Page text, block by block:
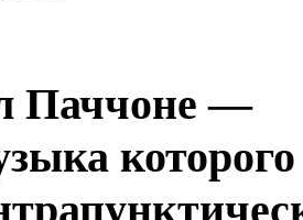
Паччоне —
которого